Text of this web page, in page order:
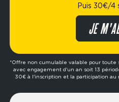
Élue meilleure marque de
Fitness Park propose des
adaptées à ton mode de
19€/4 semaines, options
formule premium, etc.
Réserve ta séance
Puis 30€/4
JE
*Offre non cumulable valable pour toute
avec engagement d'un an soit 13
30€ à l'inscription et la participation